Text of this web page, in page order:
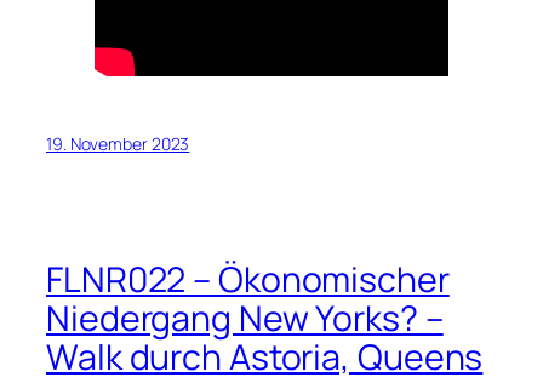
19. November 2023
FLNR022 – Ökonomischer
Niedergang New Yorks? –
Walk durch Astoria, Queens